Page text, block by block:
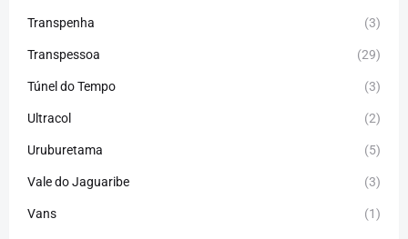
Transpenha (3)
Transpessoa (29)
Túnel do Tempo (3)
Ultracol (2)
Uruburetama (5)
Vale do Jaguaribe (3)
Vans (1)